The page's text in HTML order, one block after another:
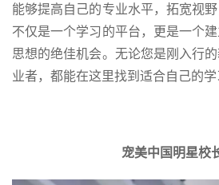
能够提高自己的专业水平，拓宽视
不仅是一个学习的平台，更是一个
思想的绝佳机会。无论您是刚入行
业者，都能在这里找到适合自己的学
宠美中国明星校